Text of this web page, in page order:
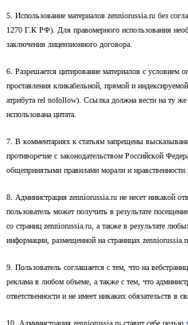
5. Использование материалов zenniorussia.ru без
1270 Г.К РФ). Для правомерного использования
заключения лицензионного договора.
6. Разрешается цитирование материалов с условием
проставления кликабельной, прямой и
атрибута rel nofollow). Ссылка должна вести на ту
использована цитата.
7. В комментариях к статьям запрещены
противоречие с законодательством Российской
общепринятыми правилами морали и нравственности.
8. Администрация zenniorussia.ru не несет никакой
пользователь может получить в результате
со страниц zenniorussia.ru, а также в результате
информации, размещенной на страницах
9. Пользователь соглашается с тем, что на
реклама в любом объеме, а также с тем, что
ответственности и не имеет никаких обязательств в
10. Администрация zenniorussia.ru ставит себе целью